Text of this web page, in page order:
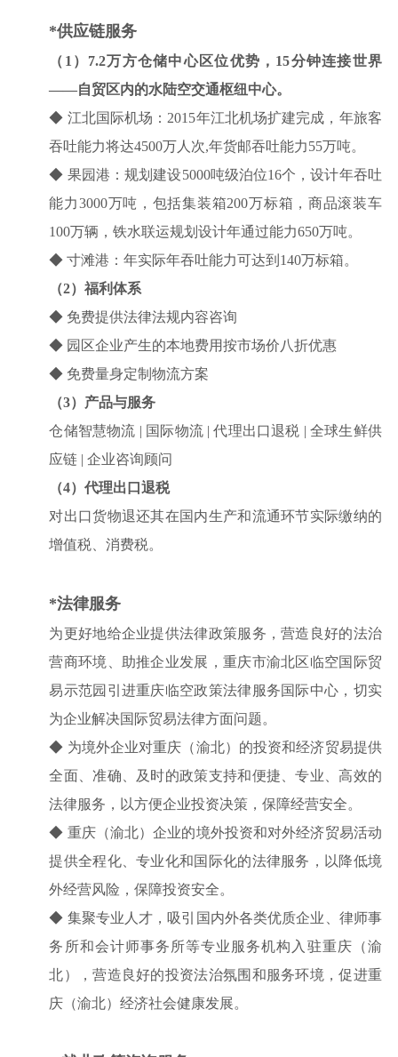
*供应链服务
（1）7.2万方仓储中心区位优势，15分钟连接世界
——自贸区内的水陆空交通枢纽中心。
◆ 江北国际机场：2015年江北机场扩建完成，年旅客
吞吐能力将达4500万人次,年货邮吞吐能力55万吨。
◆ 果园港：规划建设5000吨级泊位16个，设计年吞吐
能力3000万吨，包括集装箱200万标箱，商品滚装车
100万辆，铁水联运规划设计年通过能力650万吨。
◆ 寸滩港：年实际年吞吐能力可达到140万标箱。
（2）福利体系
◆ 免费提供法律法规内容咨询
◆ 园区企业产生的本地费用按市场价八折优惠
◆ 免费量身定制物流方案
（3）产品与服务
仓储智慧物流 | 国际物流 | 代理出口退税 | 全球生鲜供
应链 | 企业咨询顾问
（4）代理出口退税
对出口货物退还其在国内生产和流通环节实际缴纳的
增值税、消费税。
*法律服务
为更好地给企业提供法律政策服务，营造良好的法治
营商环境、助推企业发展，重庆市渝北区临空国际贸
易示范园引进重庆临空政策法律服务国际中心，切实
为企业解决国际贸易法律方面问题。
◆ 为境外企业对重庆（渝北）的投资和经济贸易提供
全面、准确、及时的政策支持和便捷、专业、高效的
法律服务，以方便企业投资决策，保障经营安全。
◆ 重庆（渝北）企业的境外投资和对外经济贸易活动
提供全程化、专业化和国际化的法律服务，以降低境
外经营风险，保障投资安全。
◆ 集聚专业人才，吸引国内外各类优质企业、律师事
务所和会计师事务所等专业服务机构入驻重庆（渝
北），营造良好的投资法治氛围和服务环境，促进重
庆（渝北）经济社会健康发展。